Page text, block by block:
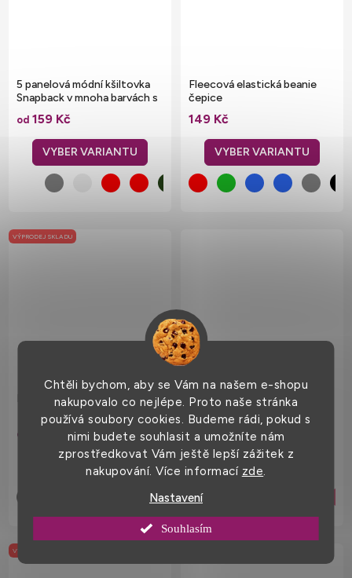
Chtěli bychom, aby se Vám na našem e-shopu
nakupovalo co nejlépe. Proto naše stránka
používá soubory cookies. Budeme rádi, pokud s
nimi budete souhlasit a umožníte nám
zprostředkovat Vám ještě lepší zážitek z
nakupování. Více informací zde
Nastavení
Souhlasím
5 panelová módní kšiltovka
Snapback v mnoha barvách s
plastovým zapínáním
od 159 Kč
Fleecová elastická beanie
čepice
149 Kč
VÝPRODEJ SKLADU
Flexfit kšiltovka se 6 panely
od 319 Kč
Multifunkční trojúhelníkový
šátek 97% polyester, 3%
bavlna, 85 x 40 cm
89 Kč
VÝPRODEJ SKLADU